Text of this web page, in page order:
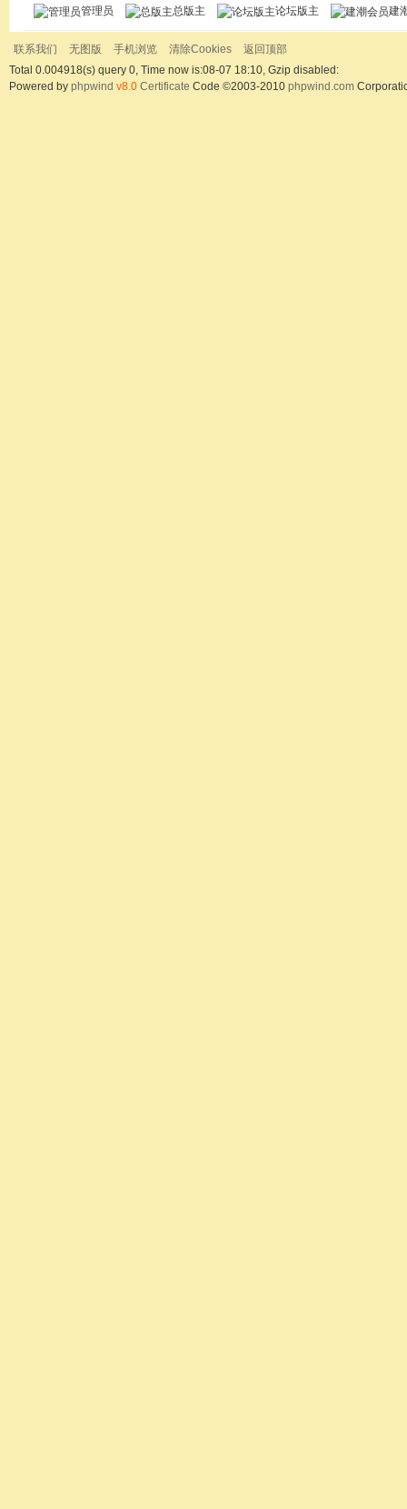
管理员 总版主 论坛版主 建
联系我们 无图版 手机浏览 清除Cookies
返回顶部
Total 0.004918(s) query 0, Time now is:08-07 18:10, Gzip disabled:
Powered by phpwind v8.0 Certificate Code ©2003-2010 phpwind.com